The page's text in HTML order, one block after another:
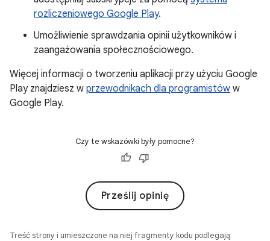
rozliczeniowego Google Play.
Umożliwienie sprawdzania opinii użytkowników i
zaangażowania społecznościowego.
Więcej informacji o tworzeniu aplikacji przy użyciu Google
Play znajdziesz w przewodnikach dla programistów w
Google Play.
Czy te wskazówki były pomocne?
Prześlij opinię
Treść strony i umieszczone na niej fragmenty kodu podlegają